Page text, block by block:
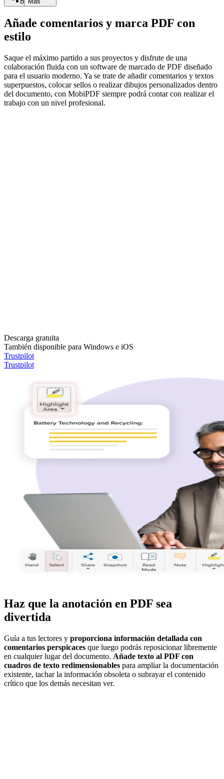
Añade comentarios y marca PDF con
estilo
Saque el máximo partido a sus proyectos y disfrute de una
colaboración fluida con un software de marcado de PDF diseñado
para el usuario moderno. Ya se trate de añadir comentarios y textos
superpuestos, colocar sellos o realizar dibujos personalizados dentro
del documento, con MobiPDF siempre podrá contar con realizar el
trabajo con un nivel profesional.
Descarga gratuita
También disponible para Windows e iOS
Trustpilot
Trustpilot
Haz que la anotación en PDF sea
divertida
Guía a tus lectores y proporciona información detallada con
comentarios perspicaces que luego podrás reposicionar libremente
en cualquier lugar del documento. Añade texto al PDF con
cuadros de texto redimensionables para ampliar la documentación
existente, tachar la información obsoleta o subrayar el contenido
crítico que los demás necesitan ver.